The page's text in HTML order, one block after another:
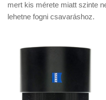
mert kis mérete miatt szinte
lehetne fogni csavaráshoz.